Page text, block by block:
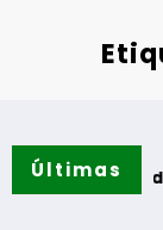
Últimas
Cabine de